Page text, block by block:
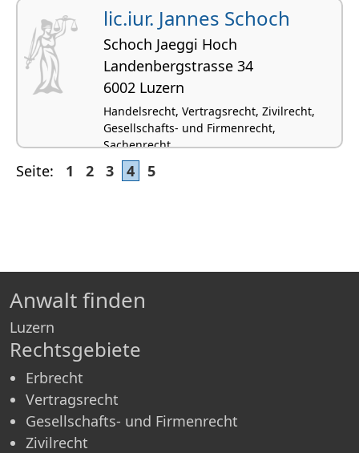
lic.iur. Jannes Schoch
Schoch Jaeggi Hoch
Landenbergstrasse 34
6002 Luzern
Handelsrecht, Vertragsrecht, Zivilrecht,
Gesellschafts- und Firmenrecht,
Sachenrecht
Seite: 1 2 3 4 5
Anwalt finden
Luzern
Rechtsgebiete
Erbrecht
Vertragsrecht
Gesellschafts- und Firmenrecht
Zivilrecht